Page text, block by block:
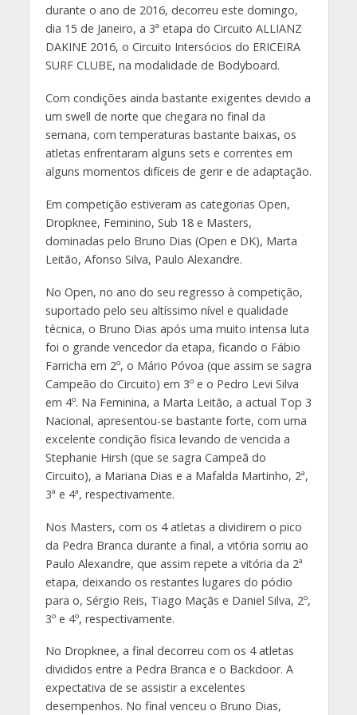
durante o ano de 2016, decorreu este domingo,
dia 15 de Janeiro, a 3ª etapa do Circuito ALLIANZ
DAKINE 2016, o Circuito Intersócios do ERICEIRA
SURF CLUBE, na modalidade de Bodyboard.
Com condições ainda bastante exigentes devido a
um swell de norte que chegara no final da
semana, com temperaturas bastante baixas, os
atletas enfrentaram alguns sets e correntes em
alguns momentos difíceis de gerir e de adaptação.
Em competição estiveram as categorias Open,
Dropknee, Feminino, Sub 18 e Masters,
dominadas pelo Bruno Dias (Open e DK), Marta
Leitão, Afonso Silva, Paulo Alexandre.
No Open, no ano do seu regresso à competição,
suportado pelo seu altíssimo nível e qualidade
técnica, o Bruno Dias após uma muito intensa luta
foi o grande vencedor da etapa, ficando o Fábio
Farricha em 2º, o Mário Póvoa (que assim se sagra
Campeão do Circuito) em 3º e o Pedro Levi Silva
em 4º. Na Feminina, a Marta Leitão, a actual Top 3
Nacional, apresentou-se bastante forte, com uma
excelente condição física levando de vencida a
Stephanie Hirsh (que se sagra Campeã do
Circuito), a Mariana Dias e a Mafalda Martinho, 2ª,
3ª e 4ª, respectivamente.
Nos Masters, com os 4 atletas a dividirem o pico
da Pedra Branca durante a final, a vitória sorriu ao
Paulo Alexandre, que assim repete a vitória da 2ª
etapa, deixando os restantes lugares do pódio
para o, Sérgio Reis, Tiago Maçãs e Daniel Silva, 2º,
3º e 4º, respectivamente.
No Dropknee, a final decorreu com os 4 atletas
divididos entre a Pedra Branca e o Backdoor. A
expectativa de se assistir a excelentes
desempenhos. No final venceu o Bruno Dias,